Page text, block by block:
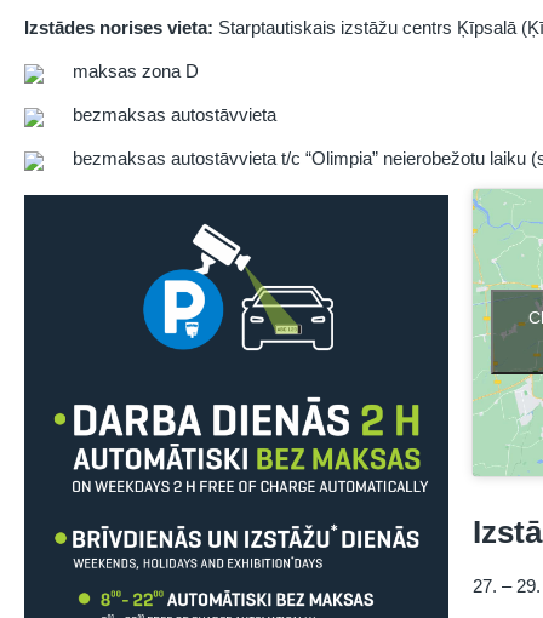
Izstādes norises vieta: Starptautiskais izstāžu centrs Ķīpsalā
maksas zona D
bezmaksas autostāvvieta
bezmaksas autostāvvieta t/c “Olimpia” neierobežotu laiku
27. –